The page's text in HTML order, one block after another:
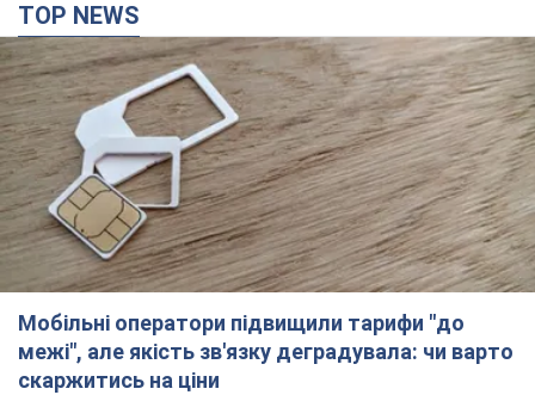
TOP NEWS
Мобільні оператори підвищили тарифи "до
межі", але якість зв'язку деградувала: чи варто
скаржитись на ціни